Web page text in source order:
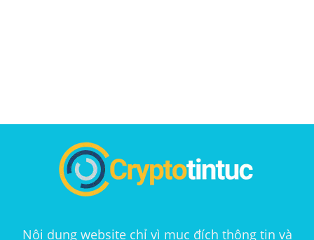
Nội dung website chỉ vì mục đích thông tin và